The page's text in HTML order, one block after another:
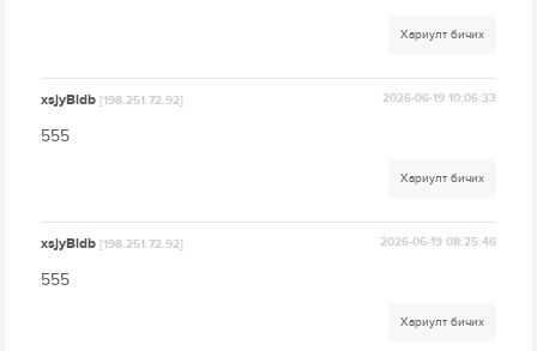
Хариулт бичих
xsjyBldb[198.251.72.92] 2026-06-19 10:06:33
555
Хариулт бичих
xsjyBldb[198.251.72.92] 2026-06-19 08:25:46
555
Хариулт бичих